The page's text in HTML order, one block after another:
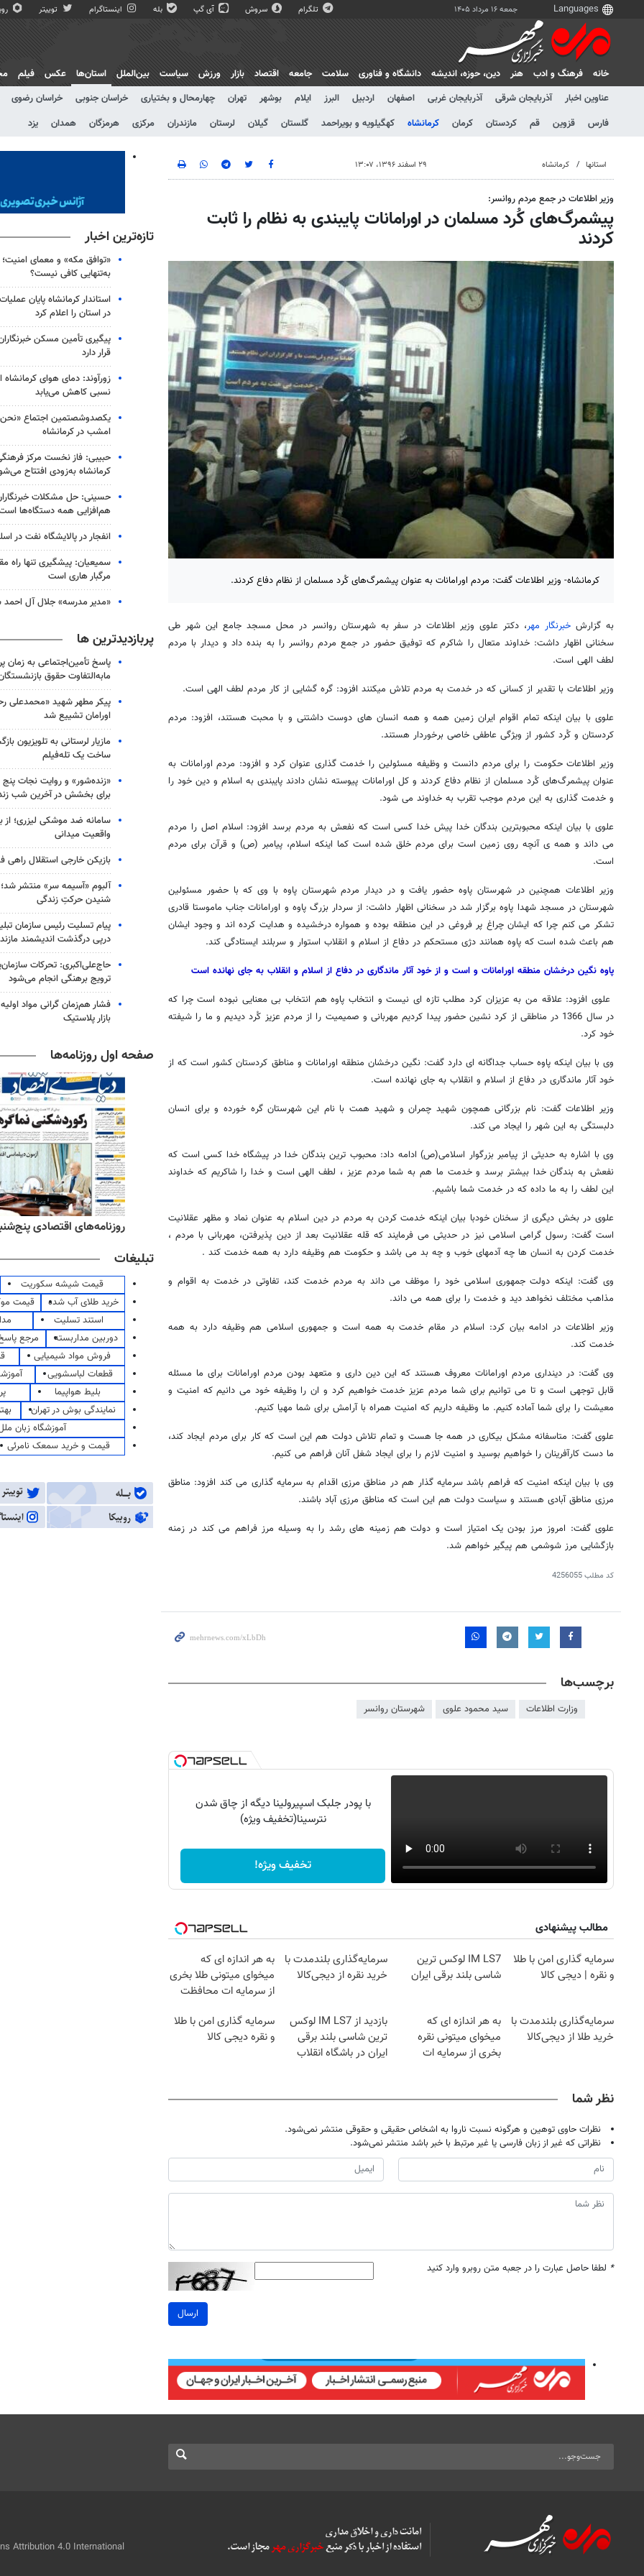
جمعه ۱۶ مرداد ۱۴۰۵ تلگرام سروش آی گپ بله اینستاگرام توییتر
خانه فرهنگ و ادب هنر دين، حوزه، انديشه دانشگاه و فناوری سلامت جامعه اقتصاد بازار ورزش سیاست بین‌الملل
استان‌ها
عناوین اخبار
آذربایجان شرقی آذربایجان غربی اصفهان اردبیل البرز ایلام بوشهر تهران چهارمحال و بختیاری خراسان جنوبی خراسان رضوی
فارس
قزوین قم کردستان کرمان کرمانشاه کهگیلویه و بویراحمد گلستان گیلان لرستان مازندران مرکزی هرمزگان همدان یزد
عکس فیلم
استانها کرمانشاه ۲۹ اسفند ۱۳۹۶، ۱۳:۰۷
وزیر اطلاعات در جمع مردم روانسر:
پیشمرگ‌های کُرد مسلمان در اورامانات پایبندی به نظام را ثابت
کردند
کرمانشاه- وزیر اطلاعات گفت: مردم اورامانات به عنوان پیشمرگ‌های کُرد مسلمان از نظام دفاع کردند.
به گزارش خبرنگار مهر، دکتر علوی وزیر اطلاعات در سفر به شهرستان روانسر در محل مسجد جامع این شهر طی
سخنانی اظهار داشت: خداوند متعال را شاکرم که توفیق حضور در جمع مردم روانسر را به بنده داد و دیدار با مردم
لطف الهی است.
وزیر اطلاعات با تقدیر از کسانی که در خدمت به مردم تلاش میکنند افزود: گره گشایی از کار مردم لطف الهی است.
علوی با بیان اینکه تمام اقوام ایران زمین همه و همه انسان های دوست داشتنی و با محبت هستند، افزود: مردم
کردستان و کُرد کشور از ویژگی عاطفی خاصی برخوردار هستند.
وزیر اطلاعات حکومت را برای مردم دانست و وظیفه مسئولین را خدمت گذاری عنوان کرد و افزود: مردم اورامانات به
عنوان پیشمرگ‌های کُرد مسلمان از نظام دفاع کردند و کل اورامانات پیوسته نشان دادند پایبندی به اسلام و دین خود را
و خدمت گذاری به این مردم موجب تقرب به خداوند می شود.
علوی با بیان اینکه محبوبترین بندگان خدا پیش خدا کسی است که نفعش به مردم برسد افزود: اسلام اصل را مردم
می داند و همه ی آنچه روی زمین است برای مردم خلق شده است کما اینکه اسلام، پیامبر (ص) و قرآن برای مردم
است.
وزیر اطلاعات همچنین در شهرستان پاوه حضور یافت و در دیدار مردم شهرستان پاوه با وی که با حضور مسئولین
شهرستان در مسجد شهدا پاوه برگزار شد در سخنانی اظهار داشت: از سردار بزرگ پاوه و اورامانات جناب ماموستا قادری
تشکر می کنم چرا که ایشان چراغ پر فروغی در این منطقه بوده و همواره درخشیده و هدایت کرده اند و وجود ایشان
هم باعث شده است که پاوه همانند دژی مستحکم در دفاع از اسلام و انقلاب استوار و سربلند ایستادگی کند.
پاوه نگین درخشان منطقه اورامانات و است و از خود آثار ماندگاری در دفاع از اسلام و انقلاب به جای نهانده است
علوی افزود: علاقه من به عزیزان کرد مطلب تازه ای نیست و انتخاب پاوه هم انتخاب بی معنایی نبوده است چرا که
در سال 1366 در مناطقی از کرد نشین حضور پیدا کردیم مهربانی و صمیمیت را از مردم عزیز کُرد دیدیم و ما را شیفته
خود کرد.
وی با بیان اینکه پاوه حساب جداگانه ای دارد گفت: نگین درخشان منطقه اورامانات و مناطق کردستان کشور است که از
خود آثار ماندگاری در دفاع از اسلام و انقلاب به جای نهانده است.
وزیر اطلاعات گفت: نام بزرگانی همچون شهید چمران و شهید همت با نام این شهرستان گره خورده و برای انسان
دلبستگی به این شهر را ایجاد می کند.
وی با اشاره به حدیثی از پیامبر بزرگوار اسلامی(ص) ادامه داد: محبوب ترین بندگان خدا در پیشگاه خدا کسی است که
نفعش به بندگان خدا بیشتر برسد و خدمت ما هم به شما مردم عزیز ، لطف الهی است و خدا را شاکریم که خداوند
این لطف را به ما داده که در خدمت شما باشیم.
علوی در بخش دیگری از سخنان خودبا بیان اینکه خدمت کردن به مردم در دین اسلام به عنوان نماد و مظهر عقلانیت
است گفت: رسول گرامی اسلامی نیز در حدیثی می فرمایند که قله عقلانیت بعد از دین پذیرفتن، مهربانی با مردم ،
خدمت کردن به انسان ها چه آدمهای خوب و چه بد می باشد و حکومت هم وظیفه دارد به همه خدمت کند .
وی گفت: اینکه دولت جمهوری اسلامی خود را موظف می داند به مردم خدمت کند، تفاوتی در خدمت به اقوام و
مذاهب مختلف نخواهد دید و خدمت را برای همه می داند.
وزیر اطلاعات در ادامه بیان کرد: اسلام در مقام خدمت به همه است و جمهوری اسلامی هم وظیفه دارد به همه
خدمت کند.
وی گفت: در دینداری مردم اورامانات معروف هستند که این دین داری و متعهد بودن مردم اورامانات برای ما مسئله
قابل توجهی است و تا می توانیم برای شما مردم عزیز خدمت خواهیم کرد و ان را وظیفه خود می دانیم که امنیت و
معیشت را برای شما آماده کنیم. ما وظیفه داریم که امنیت همراه با آرامش برای شما مهیا کنیم.
علوی گفت: متاسفانه مشکل بیکاری در همه جا هست و تمام تلاش دولت هم این است که کار برای مردم ایجاد کند،
ما دست کارآفرینان را خواهیم بوسید و امنیت لازم را برای ایجاد شغل آنان فراهم می کنیم.
وی با بیان اینکه امنیت که فراهم باشد سرمایه گذار هم در مناطق مرزی اقدام به سرمایه گذاری می کند افزود: مناطق
مرزی مناطق آبادی هستند و سیاست دولت هم این است که مناطق مرزی آباد باشند.
علوی گفت: امروز مرز بودن یک امتیاز است و دولت هم زمینه های رشد را به وسیله مرز فراهم می کند در زمنه
بازگشایی مرز شوشمی هم پیگیر خواهم شد.
کد مطلب4256055
برچسب‌ها
وزارت اطلاعات سید محمود علوی شهرستان روانسر
با پودر جلبک اسپیرولینا دیگه از چاق شدن
نترسینا(تخفیف ویژه)
تخفیف ویژه!
مطالب پیشنهادی
سرمایه گذاری امن با طلا
و نقره | دیجی کالا
IM LS7 لوکس ترین
شاسی بلند برقی ایران
سرمایه‌گذاری بلندمدت با
خرید نقره از دیجی‌کالا
به هر اندازه ای که
میخوای میتونی طلا بخری
از سرمایه ات محافظت
سرمایه‌گذاری بلندمدت با
خرید طلا از دیجی‌کالا
به هر اندازه ای که
میخوای میتونی نقره
بخری از سرمایه ات
بازدید از IM LS7 لوکس
ترین شاسی بلند برقی
ایران در باشگاه انقلاب
سرمایه گذاری امن با طلا
و نقره دیجی کالا
نظر شما
نظرات حاوی توهین و هرگونه نسبت ناروا به اشخاص حقیقی و حقوقی منتشر نمی‌شود.
نظراتی که غیر از زبان فارسی یا غیر مرتبط با خبر باشد منتشر نمی‌شود.
* لطفا حاصل عبارت را در جعبه متن روبرو وارد کنید
ارسال
تازه‌ترین اخبار
«توافق مکه» و معمای امنیت؛
به‌تنهایی کافی نیست؟
استاندار کرمانشاه پایان
در استان را اعلام کرد
پیگیری تأمین مسکن
قرار دارد
زورآوند: دمای هوای کرمانشاه
نسبی کاهش می‌یابد
یکصدوشصتمین اجتماع «نحن
امشب در کرمانشاه
حبیبی: فاز نخست مرکز
کرمانشاه به‌زودی افتتاح
حسینی: حل مشکلات
هم‌افزایی همه دستگاه‌ها
انفجار در پالایشگاه نفت در
سمیعیان: پیشگیری تنها راه
مرگبار هاری است
«مدیر مدرسه» جلال آل
پربازدیدترین ها
پاسخ تأمین‌اجتماعی به زمان
مابه‌التفاوت حقوق
پیکر مطهر شهید «محمدعلی
اورامان تشییع شد
مازیار لرستانی به تلویزیون
ساخت یک تله‌فیلم
«زنده‌شور» و روایت نجات
برای بخشش در آخرین شب
سامانه ضد موشکی لیزری؛ از
واقعیت میدانی
بازیکن خارجی استقلال راهی
آلبوم «آسیمه سر» منتشر
شنیدن حرکتِ زندگی
پیام تسلیت رئیس سازمان
درپی درگذشت اندیشمند
حاج‌علی‌اکبری: تحرکات
ترویج برهنگی انجام می‌شود
فشار هم‌زمان گرانی مواد
بازار پلاستیک
صفحه اول روزنامه‌ها
روزنامه‌های صبح پنج‌شنبه ۱۵ مرداد ۱۴۰۵ روزنامه‌های ورزشی پنج‌شنبه ۱۵ مرداد ۱۴۰۵ روزنامه‌های اقتصادی پنج‌شنبه ۱۵ مرداد
تبلیغات
قیمت شیشه سکوریت
خرید طلای آب شده
قیمت
استند تسلیت
دوربین مداربسته
مرجع
فروش مواد شیمیایی
قطعات لباسشویی
بلیط هواپیما
نمایندگی بوش در تهران
آموزشگاه زبان
قیمت و خرید سمعک نامرئی
Attribution 4.0 International